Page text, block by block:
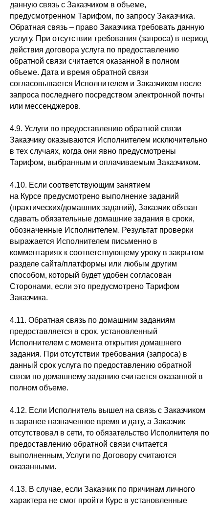
данную связь с Заказчиком в объеме,
предусмотренном Тарифом, по запросу Заказчика.
Обратная связь – право Заказчика требовать данную
услугу. При отсутствии требования (запроса) в период
действия договора услуга по предоставлению
обратной связи считается оказанной в полном
объеме. Дата и время обратной связи
согласовывается Исполнителем и Заказчиком после
запроса последнего посредством электронной почты
или мессенджеров.
4.9. Услуги по предоставлению обратной связи
Заказчику оказываются Исполнителем исключительно
в тех случаях, когда они явно предусмотрены
Тарифом, выбранным и оплачиваемым Заказчиком.
4.10. Если соответствующим занятием
на Курсе предусмотрено выполнение заданий
(практических/домашних заданий), Заказчик обязан
сдавать обязательные домашние задания в сроки,
обозначенные Исполнителем. Результат проверки
выражается Исполнителем письменно в
комментариях к соответствующему уроку в закрытом
разделе сайта/платформы или любым другим
способом, который будет удобен согласован
Сторонами, если это предусмотрено Тарифом
Заказчика.
4.11. Обратная связь по домашним заданиям
предоставляется в срок, установленный
Исполнителем с момента открытия домашнего
задания. При отсутствии требования (запроса) в
данный срок услуга по предоставлению обратной
связи по домашнему заданию считается оказанной в
полном объеме.
4.12. Если Исполнитель вышел на связь с Заказчиком
в заранее назначенное время и дату, а Заказчик
отсутствовал в сети, то обязательство Исполнителя по
предоставлению обратной связи считается
выполненным, Услуги по Договору считаются
оказанными.
4.13. В случае, если Заказчик по причинам личного
характера не смог пройти Курс в установленные